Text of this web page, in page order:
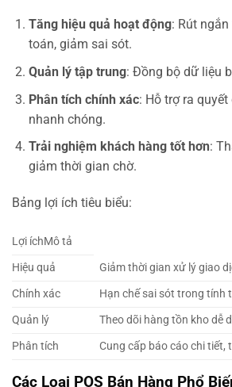
Tăng hiệu quả hoạt động: Rút
toán, giảm sai sót.
Quản lý tập trung: Đồng bộ dữ liệu
Phân tích chính xác: Hỗ trợ ra
nhanh chóng.
Trải nghiệm khách hàng tốt hơn:
giảm thời gian chờ.
Bảng lợi ích tiêu biểu:
Lợi íchMô tả
Hiệu quả
Giảm thời gian xử lý giao
Chính xác
Hạn chế sai sót trong tính
Quản lý
Theo dõi hàng tồn kho dễ
Phân tích
Cung cấp báo cáo chi tiết,
Các Loại POS Bán Hàng Phổ